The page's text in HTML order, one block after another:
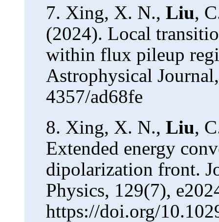
7. Xing, X. N., Liu,
(2024). Local
within flux pileup
Astrophysical
4357/ad68fe
8. Xing, X. N., Liu,
Extended energy
dipolarization front.
Physics, 129(7),
https://doi.org/